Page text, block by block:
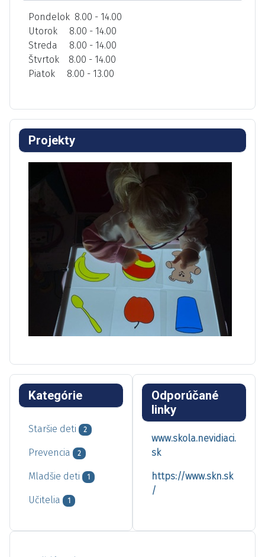
Pondelok 8.00 - 14.00
Utorok 8.00 - 14.00
Streda 8.00 - 14.00
Štvrtok 8.00 - 14.00
Piatok 8.00 - 13.00
Projekty
Kategórie
Staršie deti 2
Prevencia 2
Mladšie deti 1
Učitelia 1
Odporúčané
linky
www.skola.nevidiaci.
sk
https://www.skn.sk
/